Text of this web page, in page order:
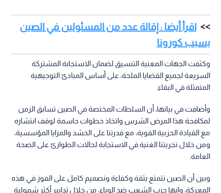
اقرأ أيضا : إقالة عدد من المسئولين في الصين
بسبب كورونا
وكثفت الجهات المعنية التنسيق لضمان الاستجابة المشتركة
السريعة لجميع القضايا الملحة، على أساس المبادئ التوجيهية
المتمثلة في البقاء.
وأضافت في بيانها، أن السلطات المختصة في الصين تسابق الزمن
لمكافحة هذا المرض الشرس واتخاذ خطوات حاسمة لوقف انتشاره
مع القيادة الحزبية القوية، مع قدرتنا على الحشد والمزايا المؤسسية،
ومن خلال تجربتنا الغنية في الاستجابة لحالات الطوارئ على الصحة
العامة.
وبين أن الصين تتمتع بثقة وكفاءة وتصميم كامل على الفوز في هذه
المعركة، وانها حرب الشعب ضد الوباء، من خلال تدابير أكثر شمولية